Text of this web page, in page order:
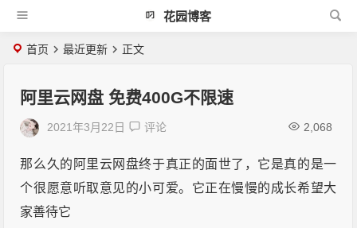
花园博客
首页 最近更新 正文
阿里云网盘 免费400G不限速
2021年3月22日 评论 2,068
那么久的阿里云网盘终于真正的面世了，它是真的是一
个很愿意听取意见的小可爱。它正在慢慢的成长希望大
家善待它